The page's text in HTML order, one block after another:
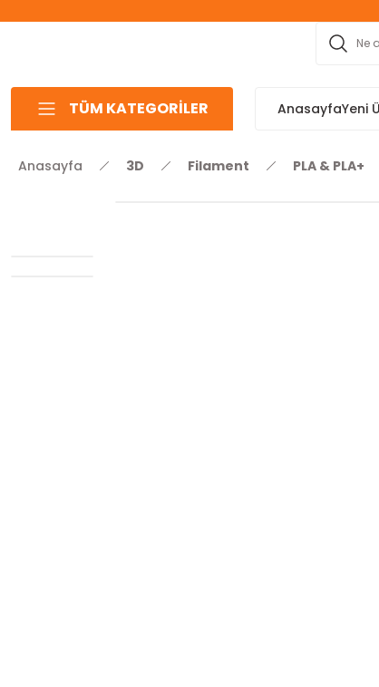
TÜM KATEGORİLER AnasayfaYeni
Anasayfa 3D Filament PLA & PLA+